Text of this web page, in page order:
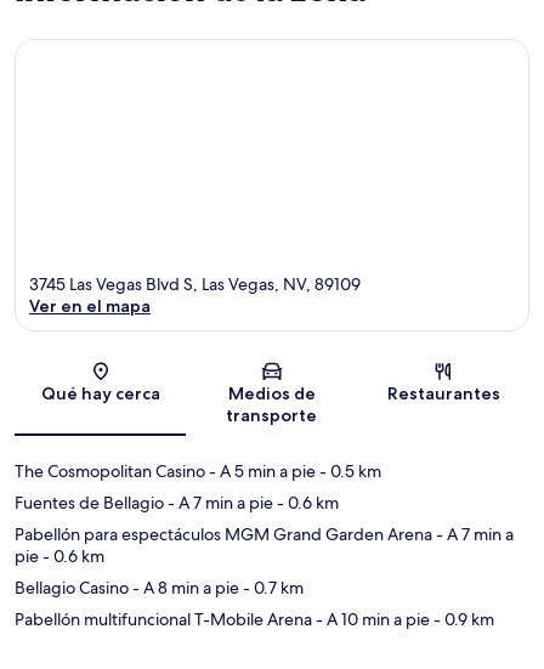
Sección del mapa
3745 Las Vegas Blvd S, Las Vegas, NV, 89109
Ver en el mapa
Qué hay cerca
Medios de
transporte
Restaurantes
The Cosmopolitan Casino- A 5 min a pie- 0.5 km
Fuentes de Bellagio- A 7 min a pie- 0.6 km
Pabellón para espectáculos MGM Grand Garden Arena- A 7 min a
pie- 0.6 km
Bellagio Casino- A 8 min a pie- 0.7 km
Pabellón multifuncional T-Mobile Arena- A 10 min a pie- 0.9 km